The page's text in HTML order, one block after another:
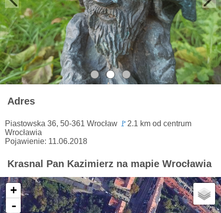
Adres
Piastowska 36, 50-361 Wrocław 🚩 2.1 km od centrum
Wrocławia
Pojawienie: 11.06.2018
Krasnal Pan Kazimierz na mapie Wrocławia
+
-